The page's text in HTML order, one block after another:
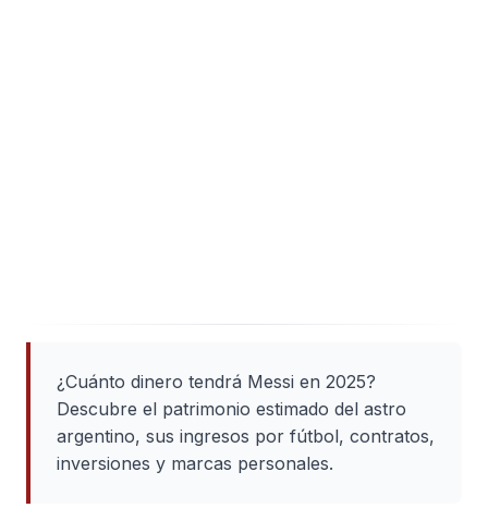
¿Cuánto dinero tendrá Messi en 2025?
Descubre el patrimonio estimado del astro
argentino, sus ingresos por fútbol, contratos,
inversiones y marcas personales.